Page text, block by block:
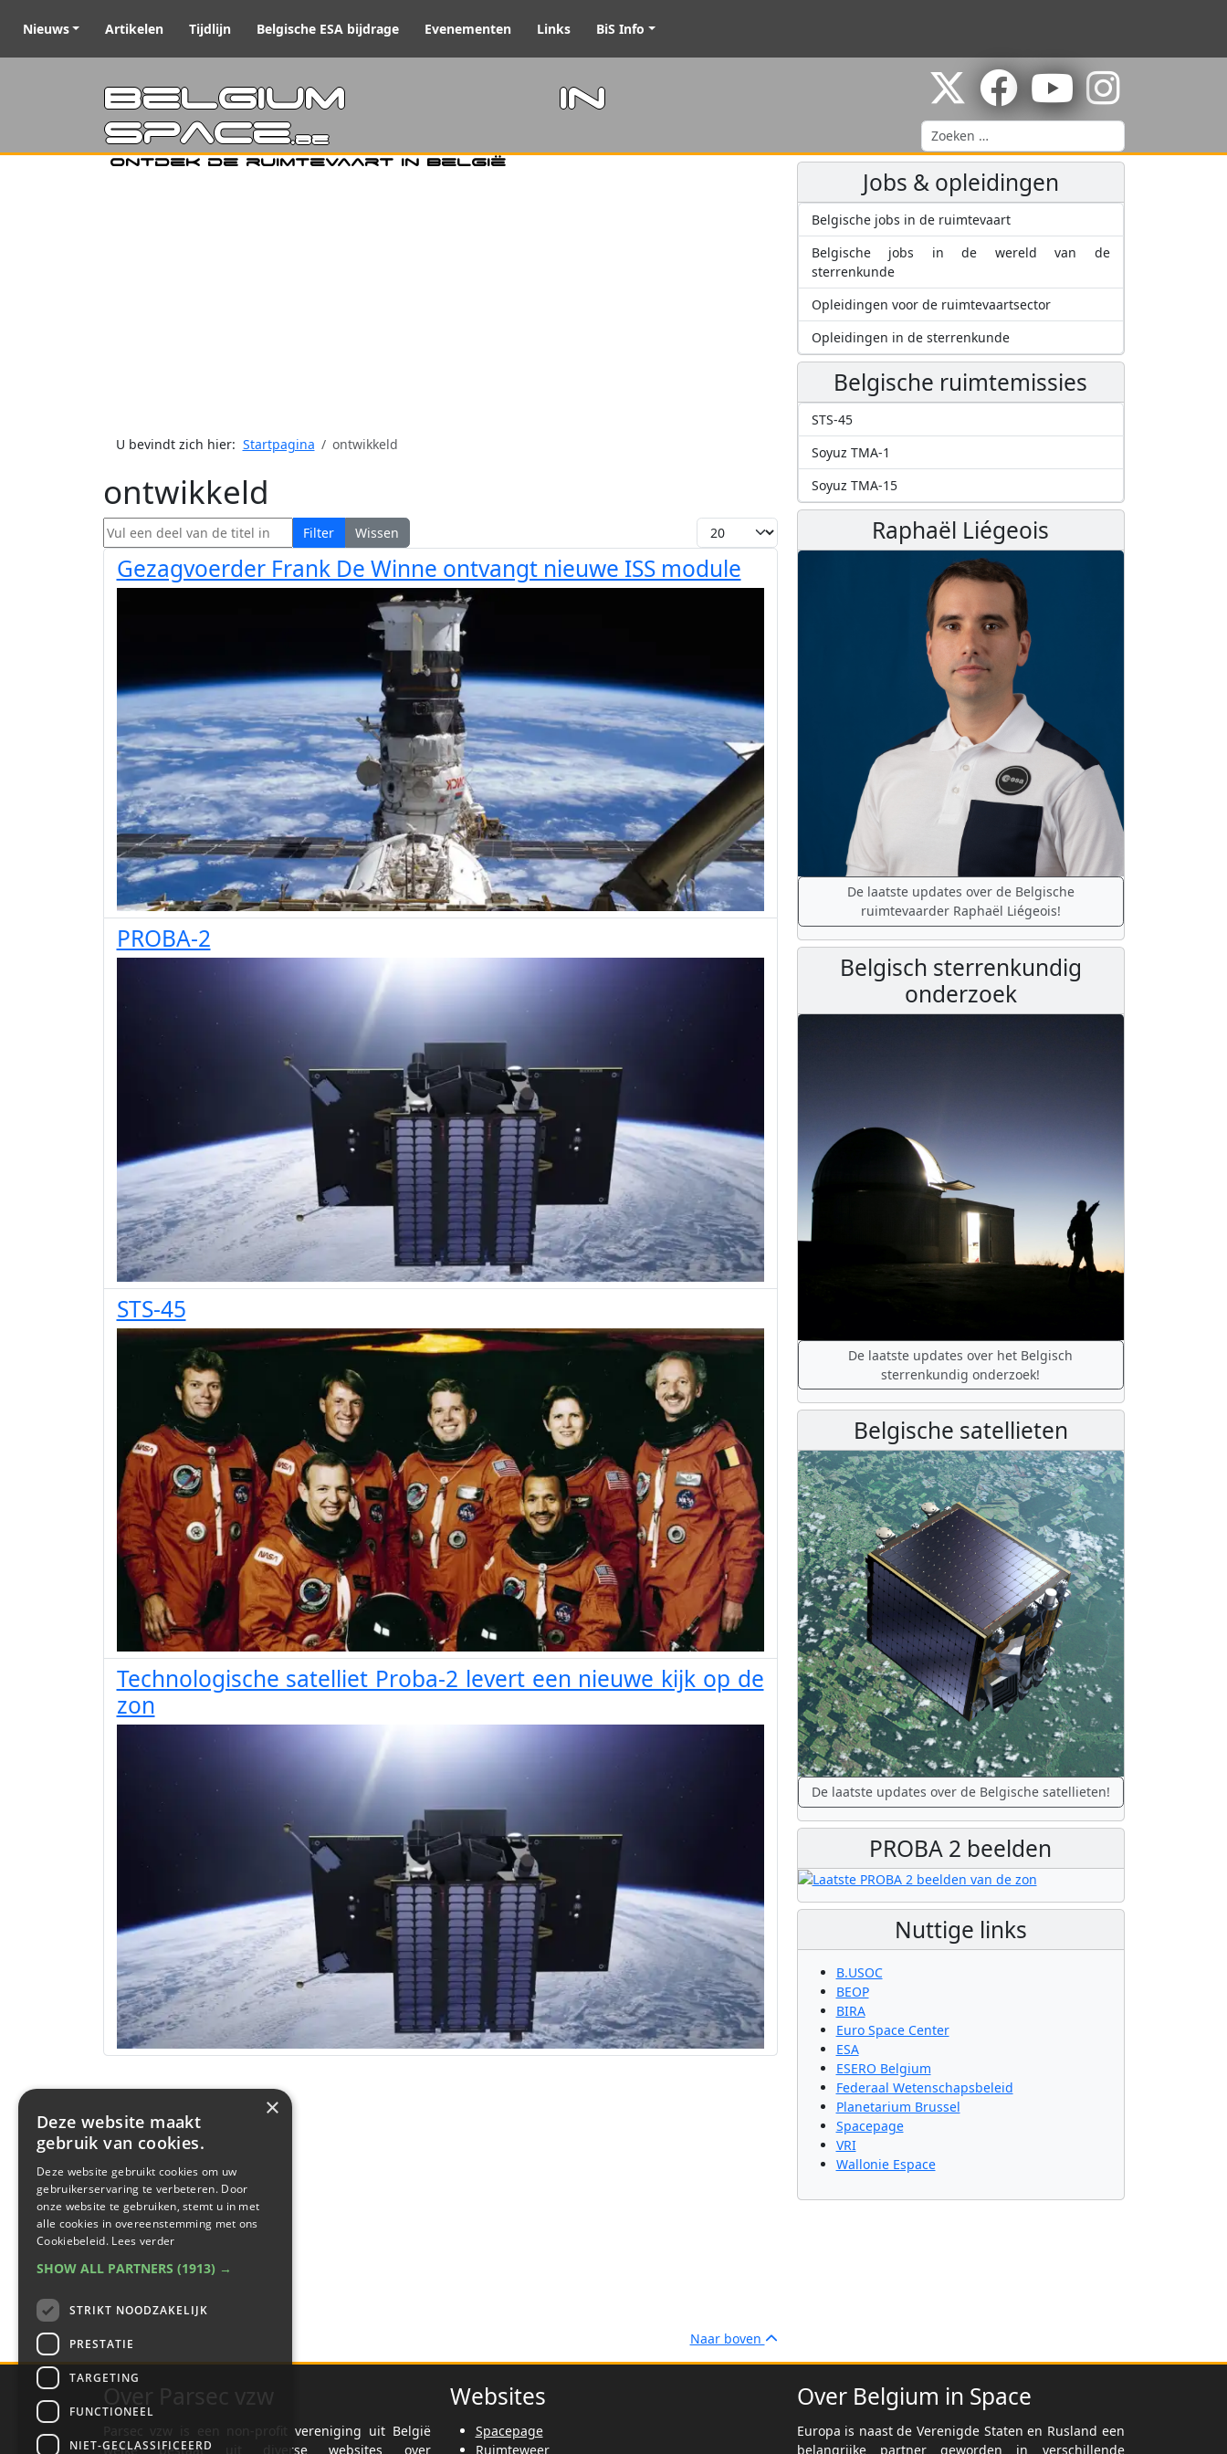
Nieuws Artikelen Tijdlijn Belgische ESA bijdrage Evenementen Links BiS Info
Belgium in
Space.be
Ontdek de ruimtevaart in België
Zoeken
U bevindt zich hier: Startpagina ontwikkeld
ontwikkeld
Vul een deel van de titel in Filter Wissen Toon #
Gezagvoerder Frank De Winne ontvangt nieuwe ISS module
PROBA-2
STS-45
Technologische satelliet Proba-2 levert een nieuwe kijk op de
zon
Naar boven
Jobs & opleidingen
Belgische jobs in de ruimtevaart
Belgische jobs in de wereld van de
sterrenkunde
Opleidingen voor de ruimtevaartsector
Opleidingen in de sterrenkunde
Belgische ruimtemissies
STS-45
Soyuz TMA-1
Soyuz TMA-15
Raphaël Liégeois
De laatste updates over de Belgische
ruimtevaarder Raphaël Liégeois!
Belgisch sterrenkundig
onderzoek
De laatste updates over het Belgisch
sterrenkundig onderzoek!
Belgische satellieten
De laatste updates over de Belgische satellieten!
PROBA 2 beelden
Nuttige links
B.USOC
BEOP
BIRA
Euro Space Center
ESA
ESERO Belgium
Federaal Wetenschapsbeleid
Planetarium Brussel
Spacepage
VRI
Wallonie Espace
Parsec vzw is een non-profit vereniging uit België
welke bestaat uit diverse websites over
Websites
Spacepage
Ruimteweer
Over Belgium in Space
Europa is naast de Verenigde Staten en Rusland een
belangrijke partner geworden in verschillende
×
Deze website maakt
gebruik van cookies.
Deze website gebruikt cookies om uw
gebruikerservaring te verbeteren. Door
onze website te gebruiken, stemt u in met
alle cookies in overeenstemming met ons
Cookiebeleid. Lees verder
SHOW ALL PARTNERS (1913) →
STRIKT NOODZAKELIJK
PRESTATIE
TARGETING
FUNCTIONEEL
NIET-GECLASSIFICEERD